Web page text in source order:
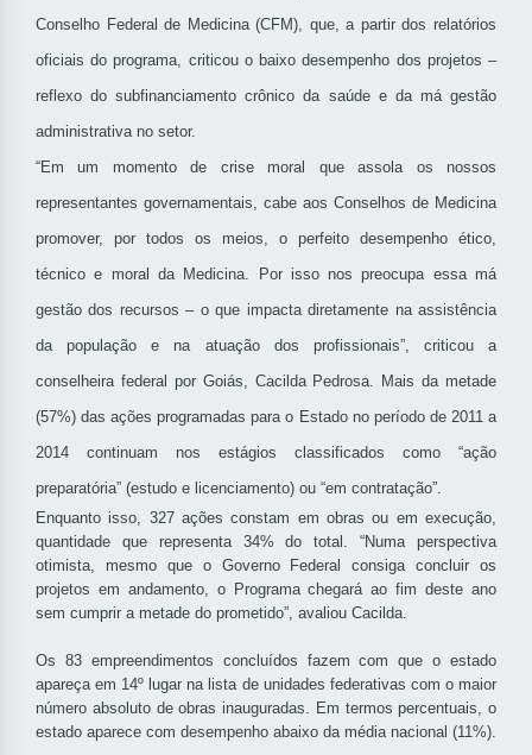
Conselho Federal de Medicina (CFM), que, a partir dos relatórios
oficiais do programa, criticou o baixo desempenho dos projetos –
reflexo do subfinanciamento crônico da saúde e da má gestão
administrativa no setor.
“Em um momento de crise moral que assola os nossos
representantes governamentais, cabe aos Conselhos de Medicina
promover, por todos os meios, o perfeito desempenho ético,
técnico e moral da Medicina. Por isso nos preocupa essa má
gestão dos recursos – o que impacta diretamente na assistência
da população e na atuação dos profissionais”, criticou a
conselheira federal por Goiás, Cacilda Pedrosa. Mais da metade
(57%) das ações programadas para o Estado no período de 2011 a
2014 continuam nos estágios classificados como “ação
preparatória” (estudo e licenciamento) ou “em contratação”.
Enquanto isso, 327 ações constam em obras ou em execução,
quantidade que representa 34% do total. “Numa perspectiva
otimista, mesmo que o Governo Federal consiga concluir os
projetos em andamento, o Programa chegará ao fim deste ano
sem cumprir a metade do prometido”, avaliou Cacilda.
Os 83 empreendimentos concluídos fazem com que o estado
apareça em 14º lugar na lista de unidades federativas com o maior
número absoluto de obras inauguradas. Em termos percentuais, o
estado aparece com desempenho abaixo da média nacional (11%).